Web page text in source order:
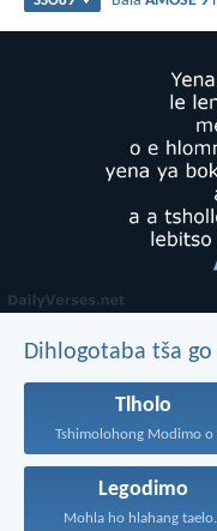
Dihlogotaba tša
Tlholo
Legodimo
Mohla ho hlahang